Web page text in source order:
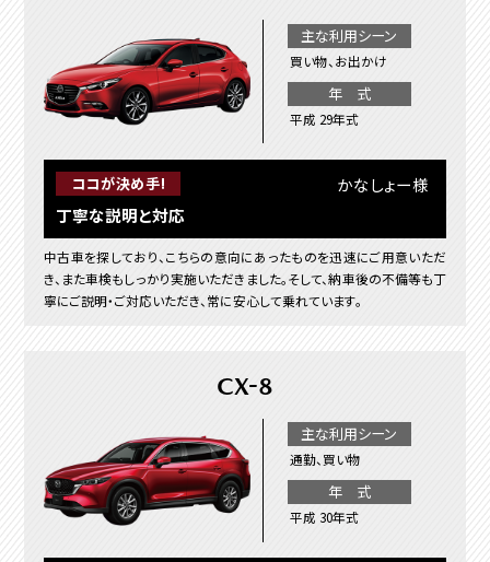
主な利用シーン
買い物、お出かけ
年 式
平成 29年式
ココが決め手!
丁寧な説明と対応
かなしょー様
中古車を探しており、こちらの意向にあったものを迅速にご用意いただ
き、また車検もしっかり実施いただきました。そして、納車後の不備等も丁
寧にご説明・ご対応いただき、常に安心して乗れています。
CX-8
主な利用シーン
通勤、買い物
年 式
平成 30年式